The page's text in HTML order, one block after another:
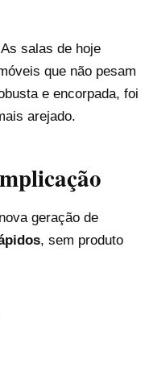
salas de hoje
que não pesam
e encorpada, foi
arejado.
geração de
, sem produto